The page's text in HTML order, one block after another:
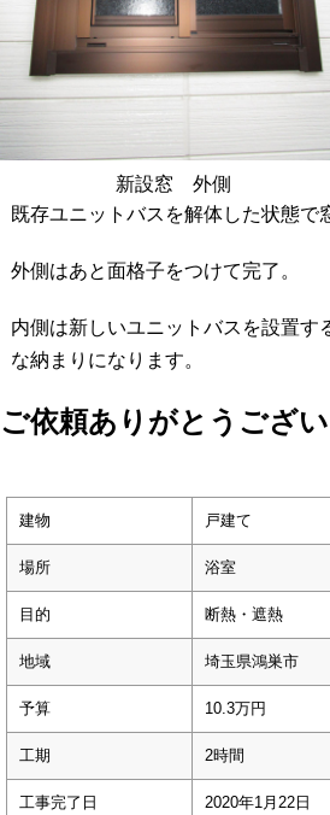
新設窓 外側
既存ユニットバスを解体した状態で
外側はあと面格子をつけて完了。
内側は新しいユニットバスを設置す
な納まりになります。
ご依頼ありがとうござい
建物 戸建て
場所 浴室
目的 断熱・遮熱
地域 埼玉県鴻巣市
予算 10.3万円
工期 2時間
工事完了日 2020年1月22日